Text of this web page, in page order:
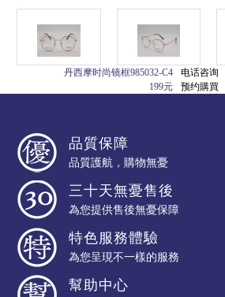
丹西摩时尚镜框985032-C4
199元
电话咨询
预约購買
品質保障
品質護航，購物無憂
三十天無憂售後
為您提供售後無憂保障
特色服務體驗
為您呈現不一樣的服務
幫助中心